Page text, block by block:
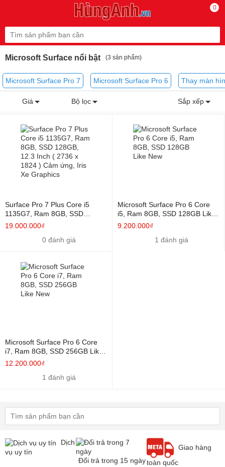
0
Microsoft Surface nổi bật (3 sản phẩm)
Microsoft Surface Pro 7 Microsoft Surface Pro 6 Thay màn
Giá Bộ lọc Sắp xếp
Surface Pro 7 Plus Core i5
1135G7, Ram 8GB, SSD
128GB, 12.3 Inch ( 2736 x
19.000.000₫
0 đánh giá
Microsoft Surface Pro 6 Core
i5, Ram 8GB, SSD 128GB Like
New
9.200.000₫
1 đánh giá
Microsoft Surface Pro 6 Core
i7, Ram 8GB, SSD 256GB Like
New
12.200.000₫
1 đánh giá
Dịch
vụ uy tín
Đổi trả trong 15 ngày
Giao hàng
toàn quốc